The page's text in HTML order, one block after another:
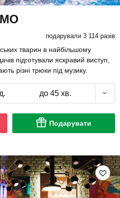
подарували 3 114 разів
тварин в найбільшому
підготували яскравий виступ,
різні трюки під музику.
до 45 хв.
Подарувати